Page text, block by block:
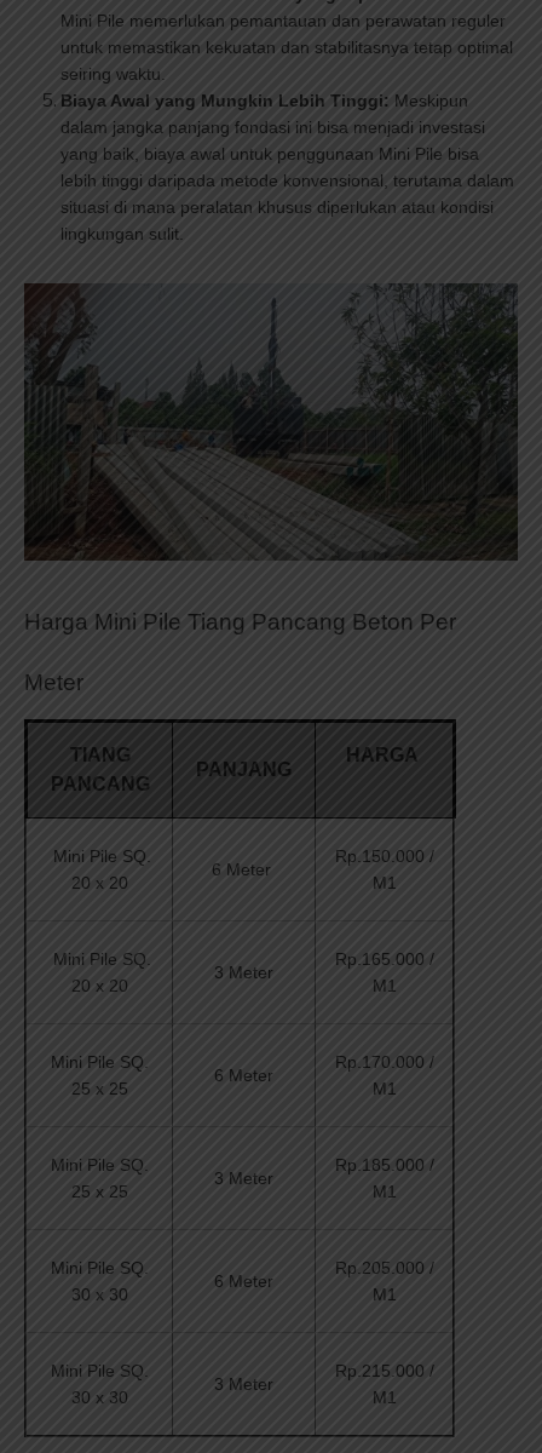
Mini Pile memerlukan pemantauan dan perawatan reguler
untuk memastikan kekuatan dan stabilitasnya tetap optimal
seiring waktu.
Biaya Awal yang Mungkin Lebih Tinggi: Meskipun
dalam jangka panjang fondasi ini bisa menjadi investasi
yang baik, biaya awal untuk penggunaan Mini Pile bisa
lebih tinggi daripada metode konvensional, terutama dalam
situasi di mana peralatan khusus diperlukan atau kondisi
lingkungan sulit.
Harga Mini Pile Tiang Pancang Beton Per
Meter
TIANG
PANCANG
PANJANG
HARGA
Mini Pile SQ.
20 x 20
6 Meter
Rp.150.000 /
M1
Mini Pile SQ.
20 x 20
3 Meter
Rp.165.000 /
M1
Mini Pile SQ.
25 x 25
6 Meter
Rp.170.000 /
M1
Mini Pile SQ.
25 x 25
3 Meter
Rp.185.000 /
M1
Mini Pile SQ.
30 x 30
6 Meter
Rp.205.000 /
M1
Mini Pile SQ.
30 x 30
3 Meter
Rp.215.000 /
M1